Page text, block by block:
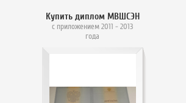
Купить диплом МВШСЭН
с приложением 2011 - 2013
года